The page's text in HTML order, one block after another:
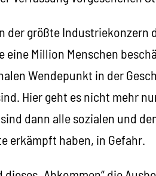
der größte
eine Million Menschen
Wendepunkt in der
Hier geht es nicht mehr
dann alle sozialen und
erkämpft haben, in Gefahr.